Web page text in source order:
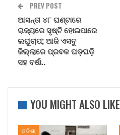
PREV POST
ଆସନ୍ତା ୪୮ ଘଣ୍ଟାରେ
ରାଜ୍ୟରେ ସୃଷ୍ଟି ହୋଇପାରେ
ଲଘୁଚାପ; ଆଜି ଏସବୁ
ଜିଲ୍ଲାରେ ପ୍ରବଳ ଘଡ଼ଘଡ଼ି
ସହ ବର୍ଷା..
YOU MIGHT ALSO LIKE
ଓଡିଶା